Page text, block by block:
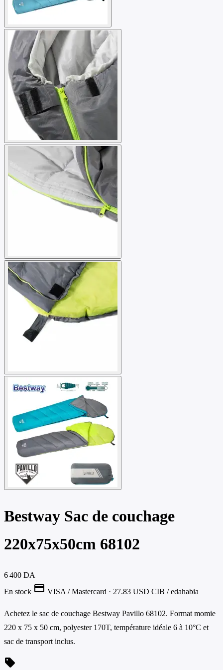
Bestway Sac de couchage
220x75x50cm 68102
6 400 DA
En stock credit_card VISA / Mastercard · 27.83 USD CIB / edahabia
Achetez le sac de couchage Bestway Pavillo 68102. Format momie
220 x 75 x 50 cm, polyester 170T, température idéale 6 à 10°C et
sac de transport inclus.
sell